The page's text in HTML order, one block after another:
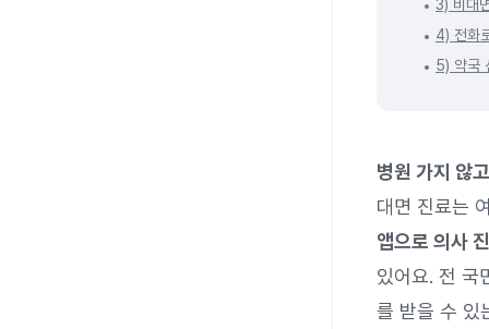
3) 비대
4) 전화
5) 약국
병원 가지 않
대면 진료는
앱으로 의사
있어요. 전 국
를 받을 수 있